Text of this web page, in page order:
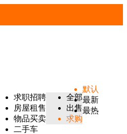
求职招聘
房屋租售
物品买卖
二手车
全部
出售
求购
默认
最新
最热